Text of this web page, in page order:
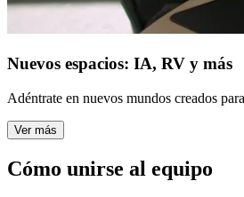
Nuevos espacios: IA, RV y más
Adéntrate en nuevos mundos creados
Ver más
Cómo unirse al equipo